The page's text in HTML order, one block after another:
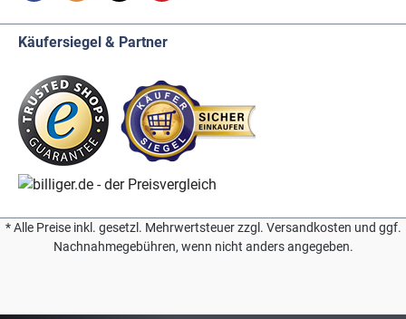
Käufersiegel & Partner
* Alle Preise inkl. gesetzl. Mehrwertsteuer zzgl. Versandkosten und ggf.
Nachnahmegebühren, wenn nicht anders angegeben.